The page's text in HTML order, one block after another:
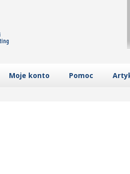
Moje konto Pomoc